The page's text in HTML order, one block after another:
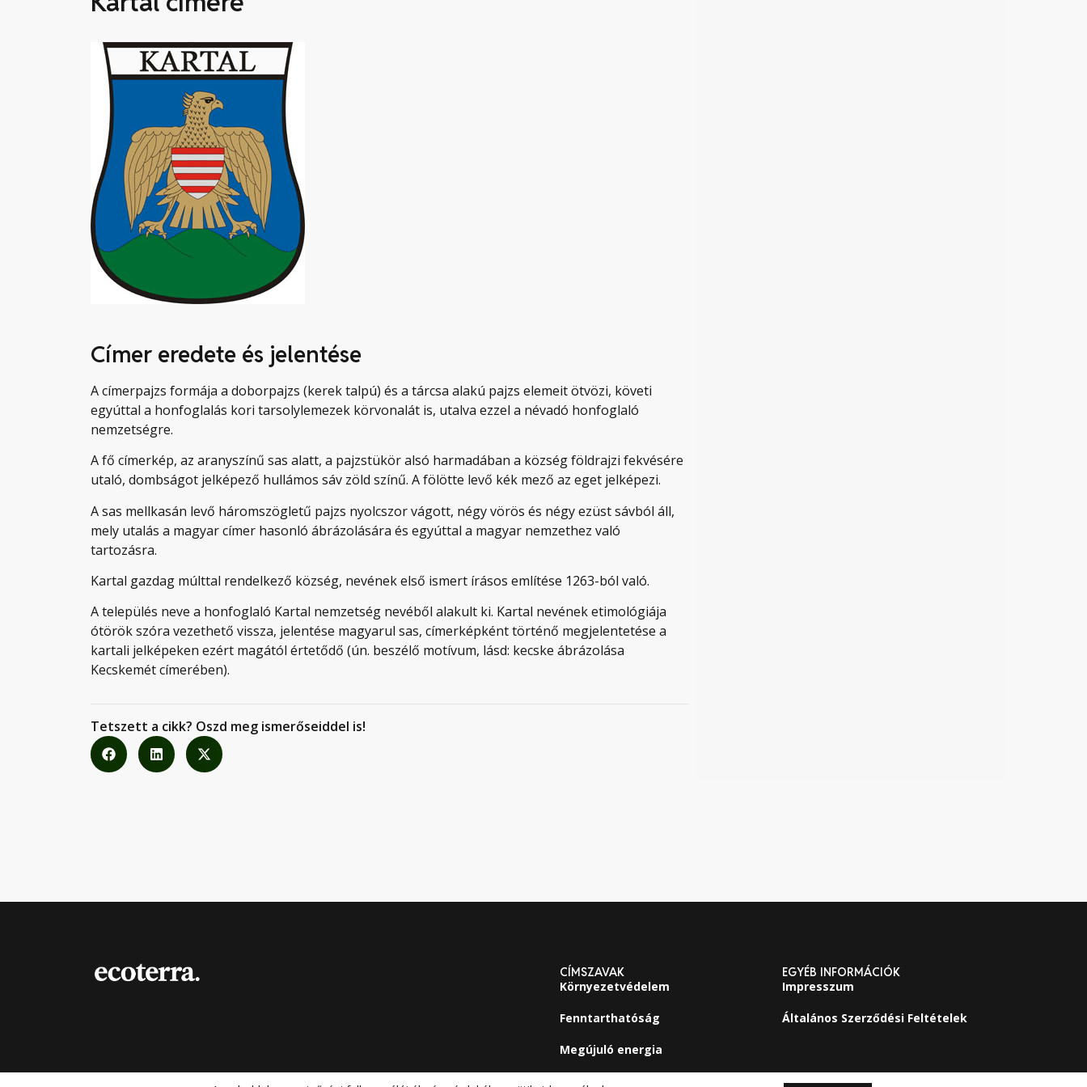
Címer eredete és jelentése
A címerpajzs formája a doborpajzs (kerek talpú) és a tárcsa alakú pajzs elemeit ötvözi, követi
egyúttal a honfoglalás kori tarsolylemezek körvonalát is, utalva ezzel a névadó honfoglaló
nemzetségre.
A fő címerkép, az aranyszínű sas alatt, a pajzstükör alsó harmadában a község földrajzi fekvésére
utaló, dombságot jelképező hullámos sáv zöld színű. A fölötte levő kék mező az eget jelképezi.
A sas mellkasán levő háromszögletű pajzs nyolcszor vágott, négy vörös és négy ezüst sávból áll,
mely utalás a magyar címer hasonló ábrázolására és egyúttal a magyar nemzethez való
tartozásra.
Kartal gazdag múlttal rendelkező község, nevének első ismert írásos említése 1263-ból való.
A település neve a honfoglaló Kartal nemzetség nevéből alakult ki. Kartal nevének etimológiája
ótörök szóra vezethető vissza, jelentése magyarul sas, címerképként történő megjelentetése a
kartali jelképeken ezért magától értetődő (ún. beszélő motívum, lásd: kecske ábrázolása
Kecskemét címerében).
Tetszett a cikk? Oszd meg ismerőseiddel is!
CÍMSZAVAK
Környezetvédelem
Fenntarthatóság
Megújuló energia
EGYÉB INFORMÁCIÓK
Impresszum
Általános Szerződési Feltételek